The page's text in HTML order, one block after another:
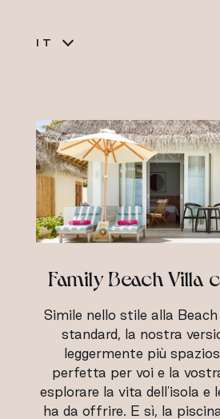
IT
Family Beach Villa
Simile nello stile alla
standard, la nostra
leggermente più
perfetta per voi e la
esplorare la vita dell'isola e
ha da offrire. E sì, la